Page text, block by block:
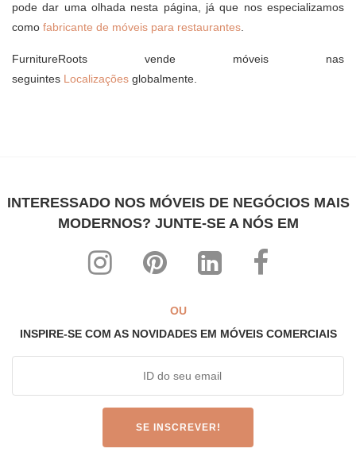
pode dar uma olhada nesta página, já que nos especializamos
como fabricante de móveis para restaurantes
FurnitureRoots vende móveis nas
seguintes Localizações globalmente.
INTERESSADO NOS MÓVEIS DE NEGÓCIOS MAIS
MODERNOS? JUNTE-SE A NÓS EM
OU
INSPIRE-SE COM AS NOVIDADES EM MÓVEIS COMERCIAIS